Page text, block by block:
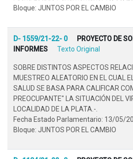
Bloque: JUNTOS POR EL CAMBIO
D- 1559/21-22- 0
PROYECTO DE
INFORMES
Texto Original
SOBRE DISTINTOS ASPECTOS
MUESTREO ALEATORIO EN EL CUAL
SALUD SE BASA PARA CALIFICAR
PREOCUPANTE" LA SITUACIÓN DEL
LOCALIDAD DE LA PLATA.-.
Fecha Estado Parlamentario: 13/05/
Bloque: JUNTOS POR EL CAMBIO